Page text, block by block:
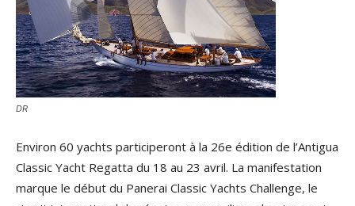
DR
Environ 60 yachts participeront à la 26e édition de l’Antigua
Classic Yacht Regatta du 18 au 23 avril. La manifestation
marque le début du Panerai Classic Yachts Challenge, le